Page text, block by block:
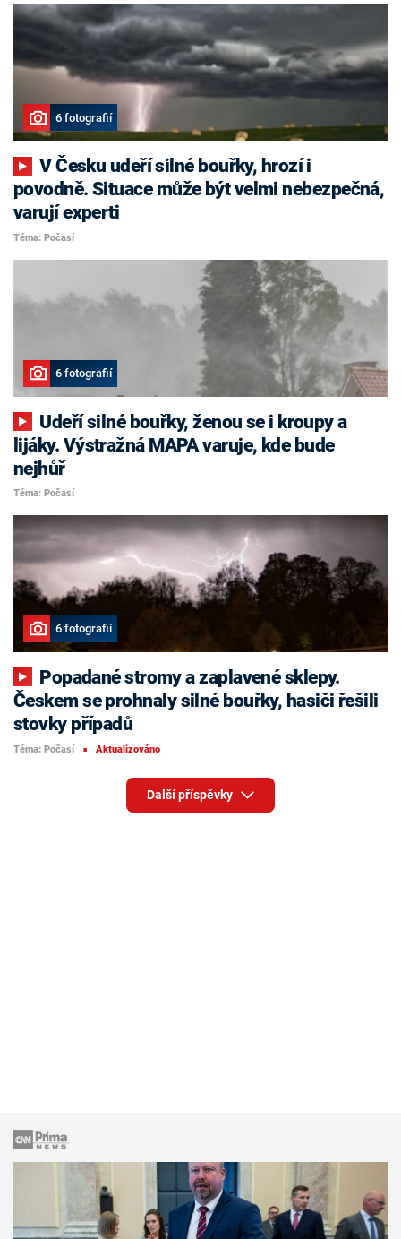
6 fotografií
V Česku udeří silné bouřky, hrozí i
povodně. Situace může být velmi nebezpečná,
varují experti
Téma: Počasí
6 fotografií
lijáky. Výstražná MAPA varuje, kde bude
nejhůř
Téma: Počasí
6 fotografií
Českem se prohnaly silné bouřky, hasiči řešili
stovky případů
Téma: Počasí ■ Aktualizováno
Další příspěvky